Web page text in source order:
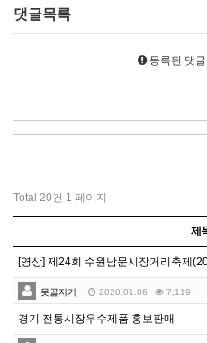
댓글목록
등록된 댓
Total 20건 1 페이지
제
[영상] 제24회 수원남문시장거리축제
못골지기 2020.01.06 7,119
경기 전통시장우수제품 홍보판매